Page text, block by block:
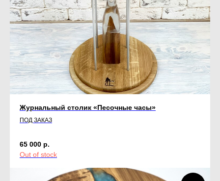
Журнальный столик «Песочные часы»
ПОД ЗАКАЗ
65 000 р.
Out of stock